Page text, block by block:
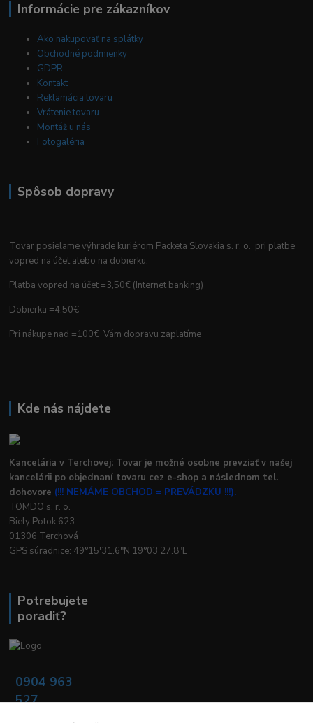
Informácie pre zákazníkov
Ako nakupovať na splátky
Obchodné podmienky
GDPR
Kontakt
Reklamácia tovaru
Vrátenie tovaru
Montáž u nás
Fotogaléria
Spôsob dopravy
Tovar posielame výhrade kuriérom Packeta Slovakia s. r. o. pri platbe
vopred na účet alebo na dobierku.
Platba vopred na účet =3,50€ (Internet banking)
Dobierka =4,50€
Pri nákupe nad =100€ Vám dopravu zaplatíme
Kde nás nájdete
Kancelária v Terchovej: Tovar je možné osobne prevziať v našej
kancelárii po objednaní tovaru cez e-shop a následnom tel.
dohovore (!!! NEMÁME OBCHOD = PREVÁDZKU !!!).
TOMDO s. r. o.
Biely Potok 623
01306 Terchová
GPS súradnice: 49°15'31.6"N 19°03'27.8"E
Potrebujete
poradiť?
0904 963
527